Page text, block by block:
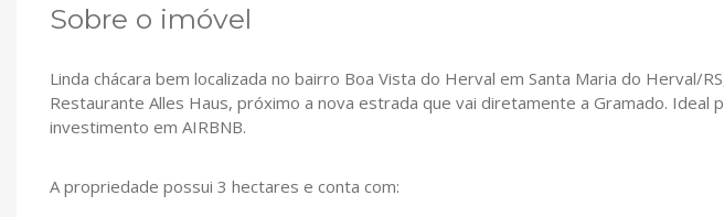
Sobre o imóvel
Linda chácara bem localizada no bairro Boa Vista do Herval em Santa Maria do Herval/
Restaurante Alles Haus, próximo a nova estrada que vai diretamente a Gramado. Ideal
investimento em AIRBNB.
A propriedade possui 3 hectares e conta com: